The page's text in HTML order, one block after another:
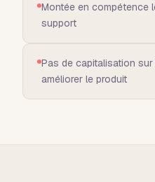
Montée en compétence
support
Pas de capitalisation
améliorer le produit